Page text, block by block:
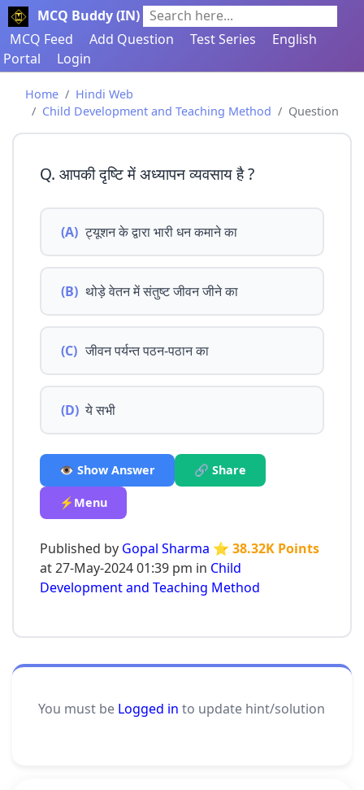
MCQ Buddy (IN) Search here...
MCQ Feed
Add Question Test Series
English
Portal
Login
Home
Hindi Web
Child Development and Teaching Method
Question
Q. आपकी दृष्टि में अध्यापन व्यवसाय है ?
(A) ट्यूशन के द्वारा भारी धन कमाने का
(B) थोड़े वेतन में संतुष्ट जीवन जीने का
(C) जीवन पर्यन्त पठन-पठान का
(D) ये सभी
👁️ Show Answer 🔗 Share
⚡Menu
Published by Gopal Sharma ⭐ 38.32K Points
at 27-May-2024 01:39 pm in Child
Development and Teaching Method
You must be Logged in to update hint/solution